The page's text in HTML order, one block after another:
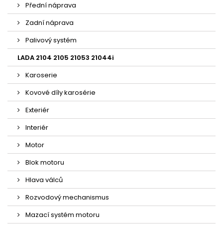
Přední náprava
Zadní náprava
Palivový systém
LADA 2104 2105 21053 21044i
Karoserie
Kovové díly karosérie
Exteriér
Interiér
Motor
Blok motoru
Hlava válců
Rozvodový mechanismus
Mazací systém motoru